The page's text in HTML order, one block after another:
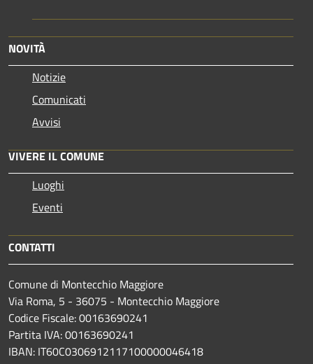
NOVITÀ
Notizie
Comunicati
Avvisi
VIVERE IL COMUNE
Luoghi
Eventi
CONTATTI
Comune di Montecchio Maggiore
Via Roma, 5 - 36075 - Montecchio Maggiore
Codice Fiscale: 00163690241
Partita IVA: 00163690241
IBAN: IT60C0306912117100000046418